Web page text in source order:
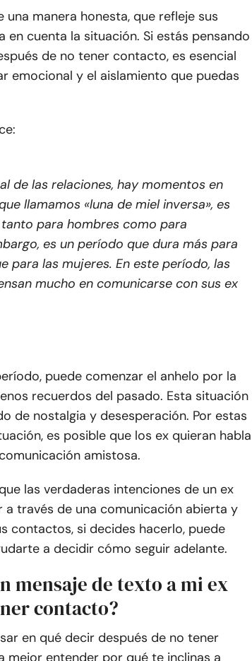
una manera honesta, que refleje sus
en cuenta la situación. Si estás pensando
de no tener contacto, es esencial
emocional y el aislamiento que puedas
de las relaciones, hay momentos en
llamamos «luna de miel inversa», es
para hombres como para
es un período que dura más para
para las mujeres. En este período, las
mucho en comunicarse con sus ex
puede comenzar el anhelo por la
recuerdos del pasado. Esta situación
de nostalgia y desesperación. Por estas
es posible que los ex quieran
amistosa.
las verdaderas intenciones de un ex
a través de una comunicación abierta y
contactos, si decides hacerlo, puede
a decidir cómo seguir adelante.
mensaje de texto a mi ex
contacto?
en qué decir después de no tener
mejor entender por qué te inclinas a